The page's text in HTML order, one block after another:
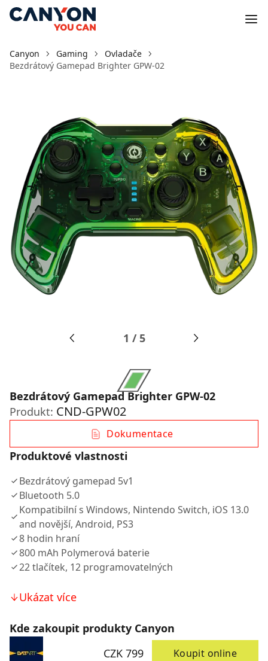
Canyon Gaming
Ovladače
Bezdrátový Gamepad Brighter GPW-02
1 / 5
Bezdrátový Gamepad Brighter GPW-02
Produkt: CND-GPW02
Dokumentace
Produktové vlastnosti
Bezdrátový gamepad 5v1
Bluetooth 5.0
Kompatibilní s Windows, Nintendo Switch, iOS 13.0
and novější, Android, PS3
8 hodin hraní
800 mAh Polymerová baterie
22 tlačítek, 12 programovatelných
Ukázat více
Kde zakoupit produkty Canyon
CZK 799
Koupit online